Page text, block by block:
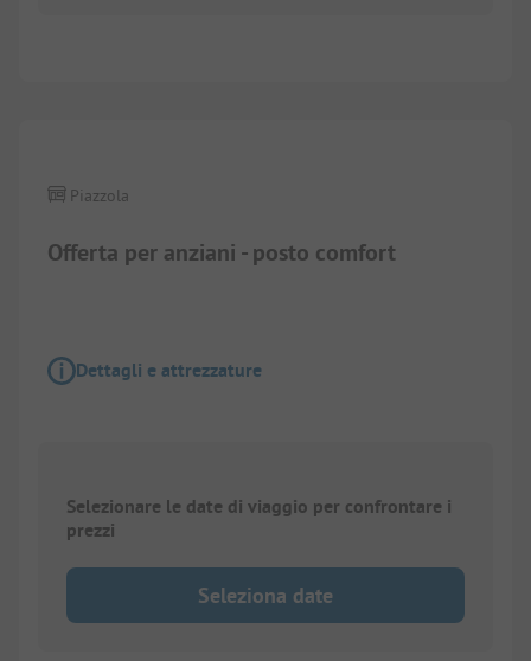
Offerta per anziani - posto comfort
Piazzola
Dettagli e attrezzature
Selezionare le date di viaggio per confrontare i
prezzi
Seleziona date